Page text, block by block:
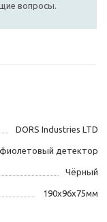
вопросы.
DORS Industries LTD
детектор
Чёрный
190х96х75мм